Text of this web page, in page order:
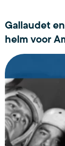
Gallaudet
helm voor